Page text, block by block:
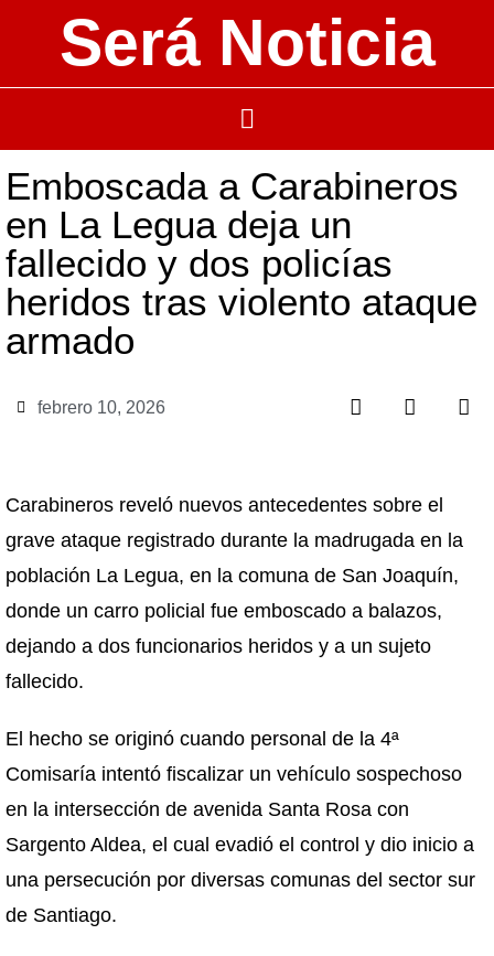
Será Noticia
Emboscada a Carabineros
en La Legua deja un
fallecido y dos policías
heridos tras violento ataque
armado
febrero 10, 2026
Carabineros reveló nuevos antecedentes sobre el
grave ataque registrado durante la madrugada en la
población La Legua, en la comuna de San Joaquín,
donde un carro policial fue emboscado a balazos,
dejando a dos funcionarios heridos y a un sujeto
fallecido.
El hecho se originó cuando personal de la 4ª
Comisaría intentó fiscalizar un vehículo sospechoso
en la intersección de avenida Santa Rosa con
Sargento Aldea, el cual evadió el control y dio inicio a
una persecución por diversas comunas del sector sur
de Santiago.